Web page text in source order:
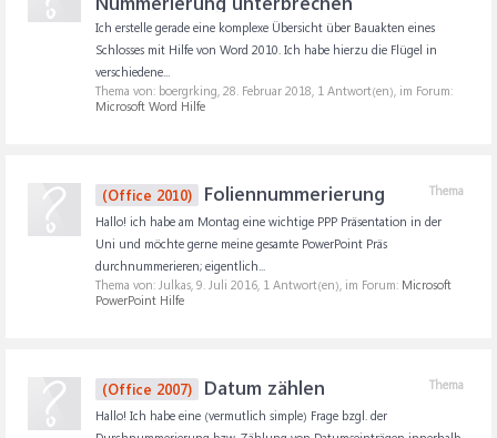
Ich erstelle gerade eine komplexe Übersicht über Bauakten eines
Schlosses mit Hilfe von Word 2010. Ich habe hierzu die Flügel in
verschiedene...
Thema von: boergrking, 28. Februar 2018, 1 Antwort(en), im Forum:
Microsoft Word Hilfe
Thema
(Office 2010) Foliennummerierung
Hallo! ich habe am Montag eine wichtige PPP Präsentation in der
Uni und möchte gerne meine gesamte PowerPoint Präs
durchnummerieren; eigentlich...
Thema von: Julkas, 9. Juli 2016, 1 Antwort(en), im Forum: Microsoft
PowerPoint Hilfe
Thema
(Office 2007) Datum zählen
Hallo! Ich habe eine (vermutlich simple) Frage bzgl. der